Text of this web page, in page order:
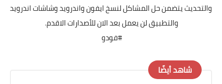
والتحديث يتضمن حل المشاكل لنسخ ايفون واندرويد وشاشات اندرويد
والتطبيق لن يعمل بعد الان للأصدارات الاقدم.
#فودو
شاهد أيضًا